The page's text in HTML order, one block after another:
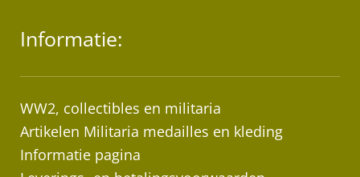
Informatie:
WW2, collectibles en militaria
Artikelen Militaria medailles en kleding
Informatie pagina